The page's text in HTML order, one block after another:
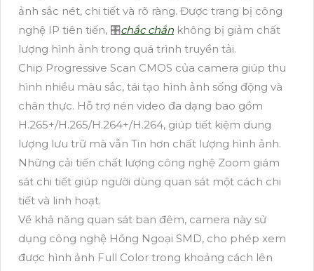
ảnh sắc nét, chi tiết và rõ ràng. Được trang bị công
nghệ IP tiên tiến, 🎛chắc chắn không bị giảm chất
lượng hình ảnh trong quá trình truyền tải.
Chip Progressive Scan CMOS của camera giúp thu
hình nhiều màu sắc, tái tạo hình ảnh sống động và
chân thực. Hỗ trợ nén video đa dạng bao gồm
H.265+/H.265/H.264+/H.264, giúp tiết kiệm dung
lượng lưu trữ mà vẫn Tin hơn chất lượng hình ảnh.
Những cải tiến chất lượng công nghệ Zoom giám
sát chi tiết giúp người dùng quan sát một cách chi
tiết và linh hoạt.
Về khả năng quan sát ban đêm, camera này sử
dụng công nghệ Hồng Ngoại SMD, cho phép xem
được hình ảnh Full Color trong khoảng cách lên